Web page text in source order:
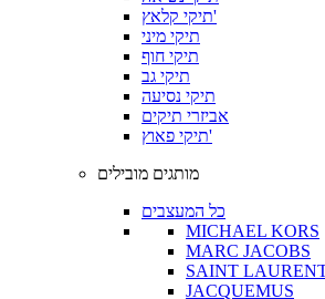
תיקי קלאץ'
תיקי מיני
תיקי חוף
תיקי גב
תיקי נסיעה
אביזרי תיקים
תיקי פאוץ'
מותגים מובילים
כל המעצבים
MICHAEL KORS
MARC JACOBS
SAINT
JACQUEMUS